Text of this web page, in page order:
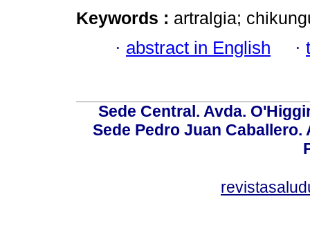
Keywords : artralgia;
· abstract in English ·
Sede Central. Avda.
Sede Pedro Juan Caballero.